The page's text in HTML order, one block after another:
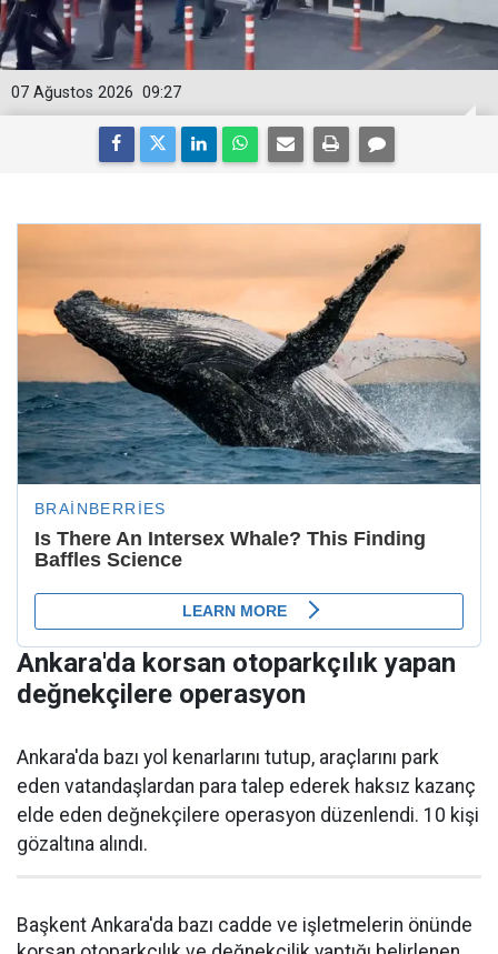
09:27
07 Ağustos 2026
Ankara'da korsan otoparkçılık yapan
değnekçilere operasyon
Ankara'da bazı yol kenarlarını tutup, araçlarını park
eden vatandaşlardan para talep ederek haksız kazanç
elde eden değnekçilere operasyon düzenlendi. 10 kişi
gözaltına alındı.
Başkent Ankara'da bazı cadde ve işletmelerin önünde